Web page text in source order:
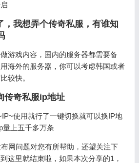
，我想弄个传奇私服，有谁知
游戏内容，国内的服务器都需要备
海外的服务器，你可以考虑韩国或者
较快。
传奇私服ip地址
使用就行了一键切换就可以换IP地
量上五千多万条
网问题对您有所帮助，还望关注下
这里就结束啦，如果本次分享的1，